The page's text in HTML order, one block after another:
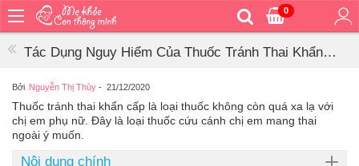
0
chủ
ăn
Bé
vệ
sinh
Tác Dụng Nguy Hiểm Của Thuốc Tránh Thai Khẩn
Bởi Nguyễn Thị Thùy - 21/12/2020
Thuốc tránh thai khẩn cấp là loại thuốc không còn quá xa lạ với
chị em phụ nữ. Đây là loại thuốc cứu cánh chị em mang thai
ngoài ý muốn.
Nội dung chính